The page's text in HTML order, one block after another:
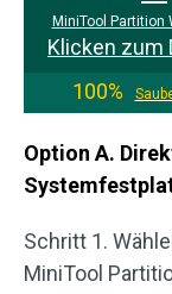
MiniTool Partition
Klicken zum
100%
Option A.
Schritt 1.
MiniTool